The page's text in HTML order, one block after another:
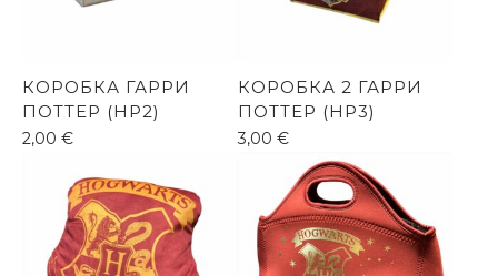
КОРОБКА ГАРРИ
ПОТТЕР (HP2)
2,00 €
КОРОБКА 2 ГАРРИ
ПОТТЕР (HP3)
3,00 €